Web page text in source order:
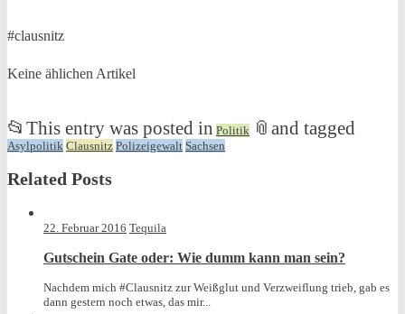
#clausnitz
Keine ählichen Artikel
📂 This entry was posted in Politik 📎 and tagged
Asylpolitik Clausnitz Polizeigewalt Sachsen
Related Posts
22. Februar 2016 Tequila
Gutschein Gate oder: Wie dumm kann man sein?
Nachdem mich #Clausnitz zur Weißglut und Verzweiflung trieb, gab es
dann gestern noch etwas, das mir...